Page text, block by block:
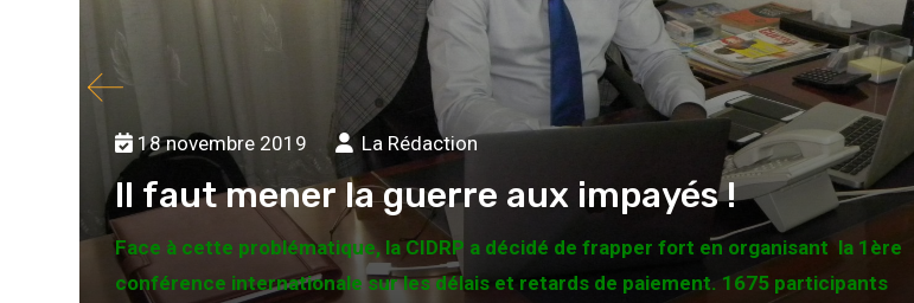
18 novembre 2019 La Rédaction
Il faut mener la guerre aux impayés !
Face à cette problématique, la CIDRP a décidé de frapper fort en organisant la 1ère
conférence internationale sur les délais et retards de paiement. 1675 participants